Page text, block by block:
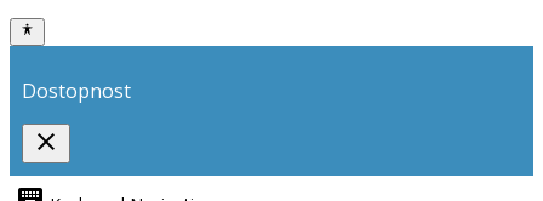
Dostopnost
close
Toggle